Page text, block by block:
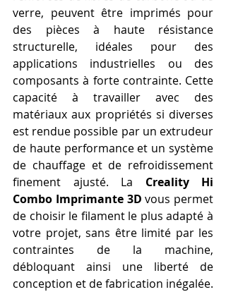
verre, peuvent être imprimés pour
des pièces à haute résistance
structurelle, idéales pour des
applications industrielles ou des
composants à forte contrainte. Cette
capacité à travailler avec des
matériaux aux propriétés si diverses
est rendue possible par un extrudeur
de haute performance et un système
de chauffage et de refroidissement
finement ajusté. La Creality Hi
Combo Imprimante 3D vous permet
de choisir le filament le plus adapté à
votre projet, sans être limité par les
contraintes de la machine,
débloquant ainsi une liberté de
conception et de fabrication inégalée.